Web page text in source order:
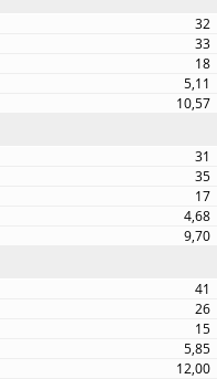
32
33
18
5,11
10,57
31
35
17
4,68
9,70
41
26
15
5,85
12,00